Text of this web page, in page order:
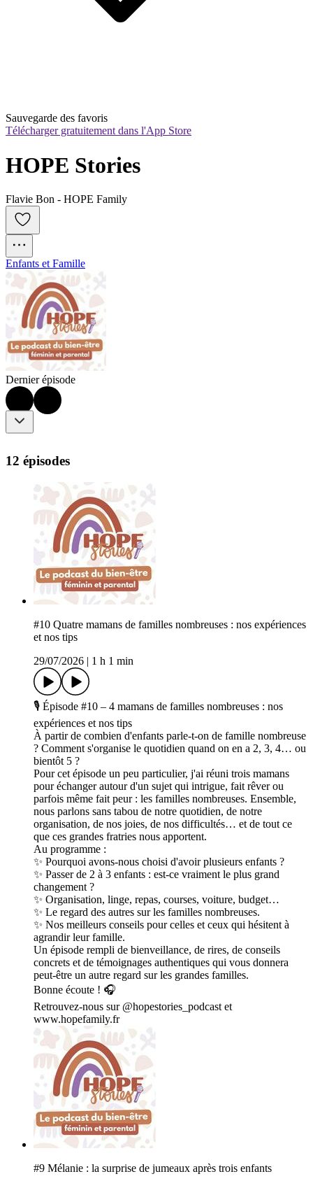
Sauvegarde des favoris
Télécharger gratuitement dans l'App Store
HOPE Stories
Flavie Bon - HOPE Family
Enfants et Famille
Dernier épisode
12 épisodes
#10 Quatre mamans de familles nombreuses : nos expériences
et nos tips
29/07/2026 | 1 h 1 min
🎙️ Épisode #10 – 4 mamans de familles nombreuses : nos
expériences et nos tips
À partir de combien d'enfants parle-t-on de famille nombreuse
? Comment s'organise le quotidien quand on en a 2, 3, 4… ou
bientôt 5 ?
Pour cet épisode un peu particulier, j'ai réuni trois mamans
pour échanger autour d'un sujet qui intrigue, fait rêver ou
parfois même fait peur : les familles nombreuses. Ensemble,
nous parlons sans tabou de notre quotidien, de notre
organisation, de nos joies, de nos difficultés… et de tout ce
que ces grandes fratries nous apportent.
Au programme :
✨ Pourquoi avons-nous choisi d'avoir plusieurs enfants ?
✨ Passer de 2 à 3 enfants : est-ce vraiment le plus grand
changement ?
✨ Organisation, linge, repas, courses, voiture, budget…
✨ Le regard des autres sur les familles nombreuses.
✨ Nos meilleurs conseils pour celles et ceux qui hésitent à
agrandir leur famille.
Un épisode rempli de bienveillance, de rires, de conseils
concrets et de témoignages authentiques qui vous donnera
peut-être un autre regard sur les grandes familles.
Bonne écoute ! 🎧
Retrouvez-nous sur @hopestories_podcast et
www.hopefamily.fr
#9 Mélanie : la surprise de jumeaux après trois enfants